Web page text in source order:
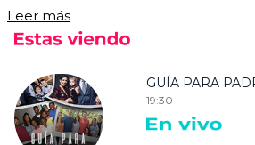
Leer más